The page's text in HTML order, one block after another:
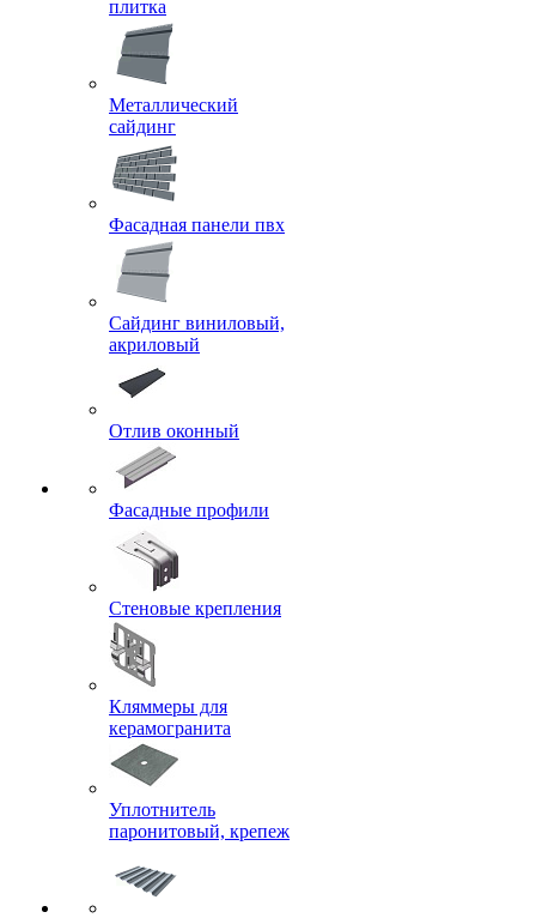
плитка
Металлический
сайдинг
Фасадная панели пвх
Сайдинг виниловый,
акриловый
Отлив оконный
Фасадные профили
Стеновые крепления
Кляммеры для
керамогранита
Уплотнитель
паронитовый, крепеж